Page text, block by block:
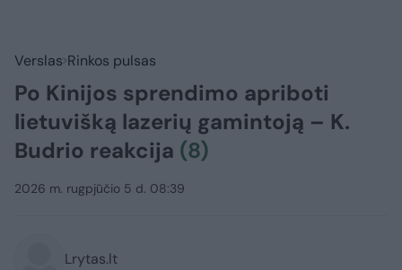
Verslas Rinkos pulsas
Po Kinijos sprendimo apriboti
lietuvišką lazerių gamintoją – K.
Budrio reakcija (8)
2026 m. rugpjūčio 5 d. 08:39
Lrytas.lt